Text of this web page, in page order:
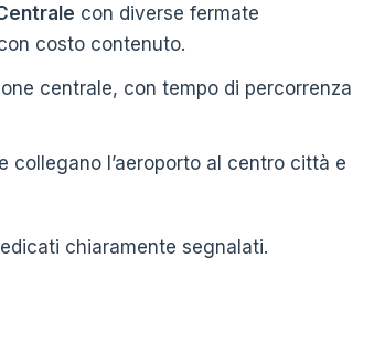
con diverse fermate
costo contenuto.
centrale, con tempo di percorrenza
collegano l’aeroporto al centro città e
chiaramente segnalati.